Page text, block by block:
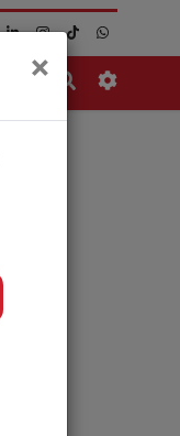
×